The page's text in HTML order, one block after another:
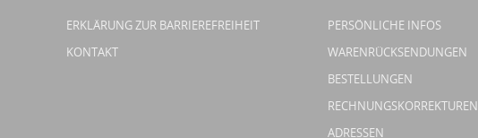
ERKLÄRUNG ZUR BARRIEREFREIHEIT
KONTAKT
PERSÖNLICHE INFOS
WARENRÜCKSENDUNGEN
BESTELLUNGEN
RECHNUNGSKORREKTUREN
ADRESSEN